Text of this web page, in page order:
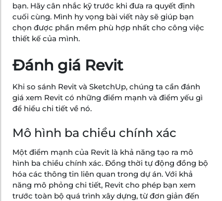
bạn. Hãy cân nhắc kỹ trước khi đưa ra quyết định
cuối cùng. Mình hy vọng bài viết này sẽ giúp bạn
chọn được phần mềm phù hợp nhất cho công việc
thiết kế của mình.
Đánh giá Revit
Khi so sánh Revit và SketchUp, chúng ta cần đánh
giá xem Revit có những điểm mạnh và điểm yếu gì
để hiểu chi tiết về nó.
Mô hình ba chiều chính xác
Một điểm mạnh của Revit là khả năng tạo ra mô
hình ba chiều chính xác. Đồng thời tự động đồng bộ
hóa các thông tin liên quan trong dự án. Với khả
năng mô phỏng chi tiết, Revit cho phép bạn xem
trước toàn bộ quá trình xây dựng, từ đơn giản đến